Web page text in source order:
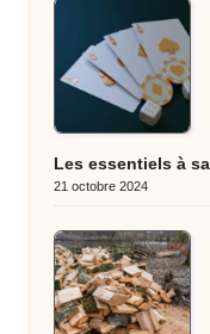
Les essentiels à
21 octobre 2024